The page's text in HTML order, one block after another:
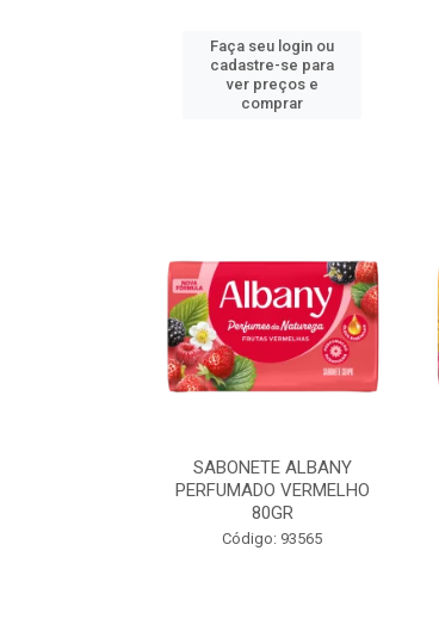
Faça seu login ou
cadastre-se para
ver preços e
comprar
SABONETE ALBANY
PERFUMADO VERMELHO
80GR
Código: 93565